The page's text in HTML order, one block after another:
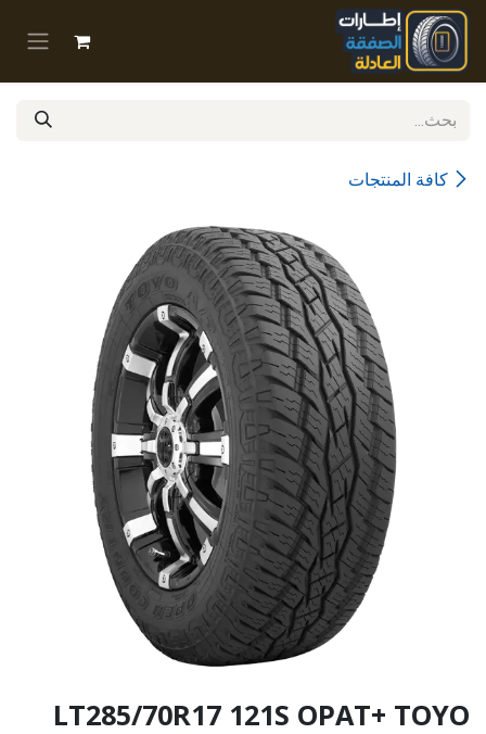
تخطي للذهاب إلى المحتوى
كافة المنتجات
LT285/70R17 121S OPAT+ TOYO